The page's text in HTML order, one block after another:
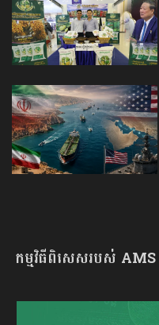
កម្មវិធីពិសេសរបស់